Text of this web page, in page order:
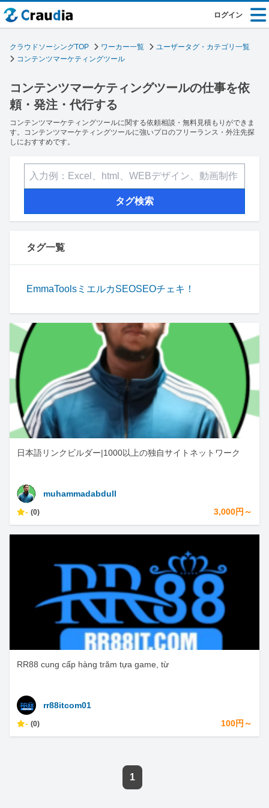
ログイン
クラウドソーシングTOP ワーカー一覧
ユーザータグ・カテゴリ一覧
コンテンツマーケティングツール
コンテンツマーケティングツールの仕事を依
頼・発注・代行する
コンテンツマーケティングツールに関する依頼相談・無料見積もりができま
す。コンテンツマーケティングツールに強いプロのフリーランス・外注先探
しにおすすめです。
タグ検索
タグ一覧
EmmaTools ミエルカSEOSEOチェキ！
日本語リンクビルダー|1000以上の独自サイトネットワーク
muhammadabdull
- (0) 3,000円～
RR88 cung cấp hàng trăm tựa game, từ
rr88itcom01
- (0) 100円～
1